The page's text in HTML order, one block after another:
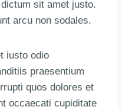
sit amet justo.
arcu non sodales.
iusto odio
praesentium
quos dolores et
occaecati cupiditate